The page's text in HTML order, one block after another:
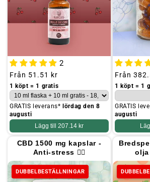
2
Ordinarie
pris
Från 51.51 kr
1 köpt = 1 gratis
GRATIS leverans* lördag den 8
augusti
Lägg till 207.14 kr
Ordinarie
pris
Från
1 köpt = 1
GRATIS
augusti
CBD 1500 mg kapslar -
Anti-stress 🧎‍♀️
DUBBELBESTÄLLNINGAR
olja